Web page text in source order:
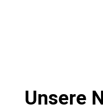
Unsere